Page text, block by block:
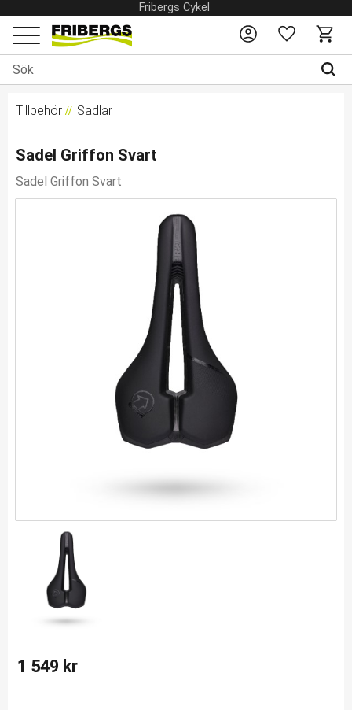
Meny
Fribergs Cykel
Favoriter
Tillbehör Sadlar
Sadel Griffon Svart
Sadel Griffon Svart
1 549 kr